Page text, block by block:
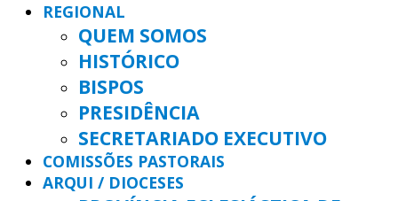
REGIONAL
QUEM SOMOS
HISTÓRICO
BISPOS
PRESIDÊNCIA
SECRETARIADO EXECUTIVO
COMISSÕES PASTORAIS
ARQUI / DIOCESES